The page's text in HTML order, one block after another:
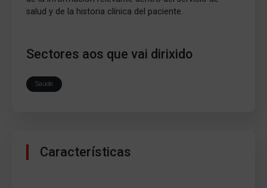
salud y de la historia clínica del paciente.
Sectores aos que vai dirixido
Saúde
Características